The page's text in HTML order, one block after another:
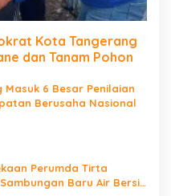
Kota Tangerang
dan Tanam Pohon
6 Besar Penilaian
Berusaha Nasional
Perumda Tirta
Baru Air Bersih